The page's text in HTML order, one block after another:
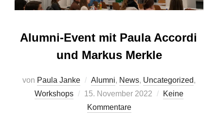
Alumni-Event mit Paula Accordi
und Markus Merkle
von Paula Janke Alumni, News, Uncategorized,
Workshops
Veröffentlicht
am
15. November 2022
Keine
Kommentare